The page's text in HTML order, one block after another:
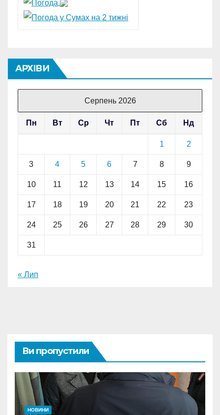
АРХІВИ
Серпень 2026
Пн Вт Ср Чт Пт Сб Нд
1 2
3 4 5 6 7 8 9
10 11 12 13 14 15 16
17 18 19 20 21 22 23
24 25 26 27 28 29 30
31
« Лип
Ви пропустили
НОВИНИ